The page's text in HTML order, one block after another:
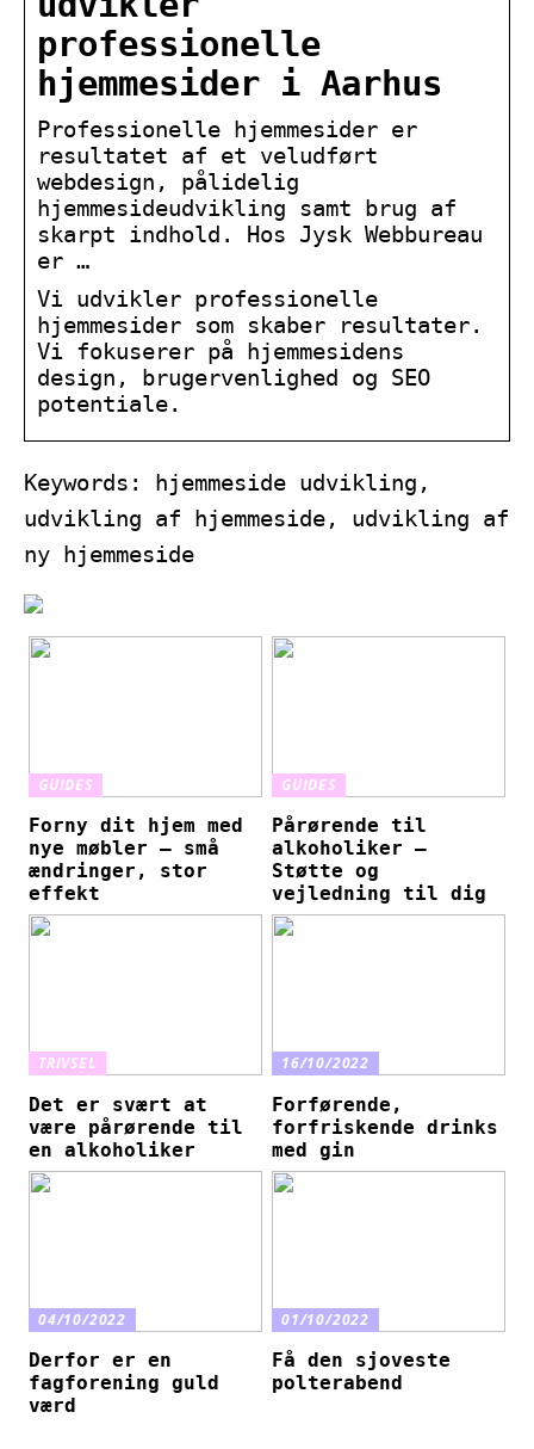
professionelle
hjemmesider i Aarhus
Professionelle hjemmesider er
resultatet af et veludført
webdesign, pålidelig
hjemmesideudvikling samt brug af
skarpt indhold. Hos Jysk Webbureau
er …
Vi udvikler professionelle
hjemmesider som skaber resultater.
Vi fokuserer på hjemmesidens
design, brugervenlighed og SEO
potentiale.
Keywords: hjemmeside udvikling,
udvikling af hjemmeside, udvikling af
ny hjemmeside
GUIDES
Forny dit hjem med
nye møbler – små
ændringer, stor
effekt
GUIDES
Pårørende til
alkoholiker –
Støtte og
vejledning til dig
TRIVSEL
Det er svært at
være pårørende til
en alkoholiker
16/10/2022
Forførende,
forfriskende drinks
med gin
04/10/2022
Derfor er en
fagforening guld
værd
01/10/2022
Få den sjoveste
polterabend